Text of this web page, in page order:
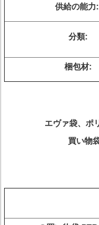
供給の能力:
分類:
梱包材:
エヴァ袋、ポ
買い物